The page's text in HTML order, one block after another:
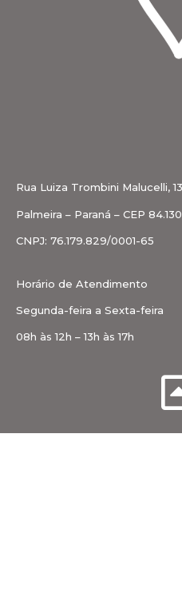
Rua Luiza Trombini Malucelli,
Palmeira – Paraná – CEP
CNPJ: 76.179.829/0001-65
Horário de Atendimento
Segunda-feira a Sexta-feira
08h às 12h – 13h às 17h